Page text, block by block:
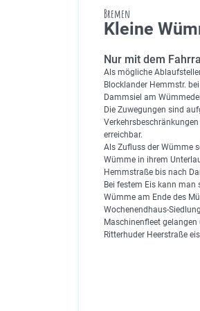
Bremen
Kleine
Nur mit dem
Als mögliche
Blocklander Hemmstr.
Dammsiel am
Die Zuwegungen sind
erreichbar.
Als Zufluss der Wümme
Wümme in ihrem
Hemmstraße bis nach
Bei festem Eis kann man
Wümme am Ende des
Wochenendhaus-
Maschinenfleet
Ritterhuder Heerstraße